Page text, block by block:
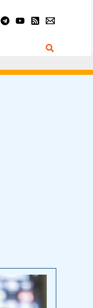
Buscar